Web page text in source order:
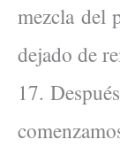
mezcla del
dejado de
17.